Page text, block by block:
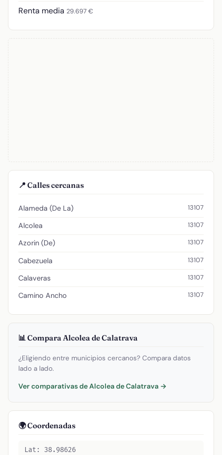
Renta media 29.697 €
📍 Calles cercanas
Alameda (De La) 13107
Alcolea 13107
Azorin (De) 13107
Cabezuela 13107
Calaveras 13107
Camino Ancho 13107
📊 Compara Alcolea de Calatrava
¿Eligiendo entre municipios cercanos? Compara datos
lado a lado.
Ver comparativas de Alcolea de Calatrava →
🌍 Coordenadas
Lat: 38.98626